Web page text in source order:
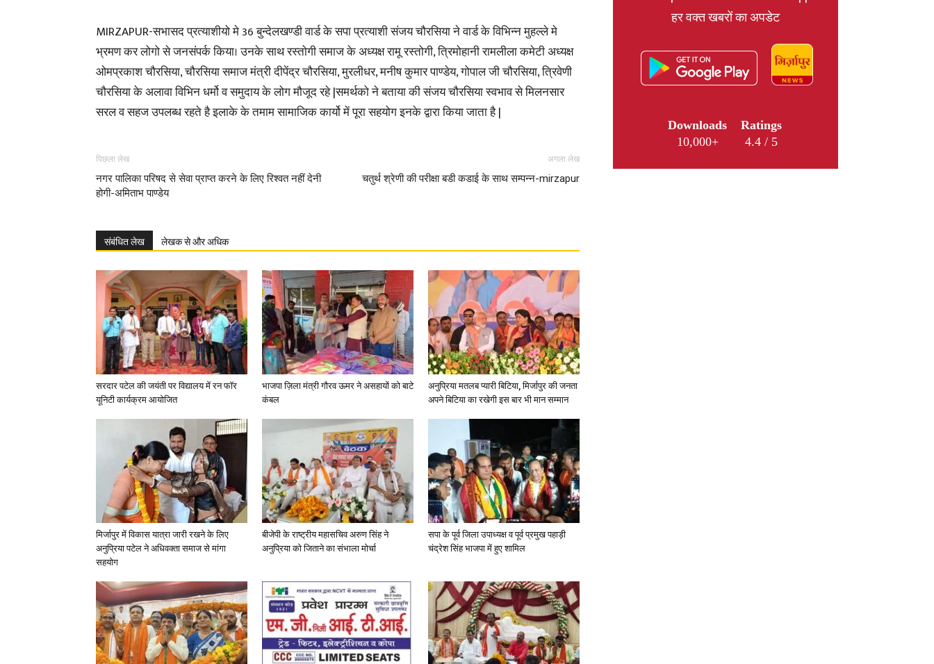
News,
Latest
in
Hindi,
Today
Hindi
MIRZAPUR-सभासद प्रत्याशीयो मे 36 बुन्देलखण्डी वार्ड के सपा प्रत्याशी संजय चौरसिया ने वार्ड के विभिन्न मुहल्ले मे
भ्रमण कर लोगो से जनसंपर्क किया। उनके साथ रस्तोगी समाज के अध्यक्ष रामू रस्तोगी, त्रिमोहानी रामलीला कमेटी अध्यक्ष
ओमप्रकाश चौरसिया, चौरसिया समाज मंत्री दीपेंद्र चौरसिया, मुरलीधर, मनीष कुमार पाण्डेय, गोपाल जी चौरसिया, त्रिवेणी
चौरसिया के अलावा विभिन धर्मो व समुदाय के लोग मौजूद रहे |समर्थको ने बताया की संजय चौरसिया स्वभाव से मिलनसार
सरल व सहज उपलब्ध रहते है इलाके के तमाम सामाजिक कार्यो में पूरा सहयोग इनके द्वारा किया जाता है |
पिछला लेख
नगर पालिका परिषद से सेवा प्राप्त करने के लिए रिश्वत नहीं देनी
होगी-अमिताभ पाण्डेय
अगला लेख
चतुर्थ श्रेणी की परीक्षा बडी कडाई के साथ सम्पन्न-mirzapur
संबंधित लेख लेखक से और अधिक
सरदार पटेल की जयंती पर विद्यालय में रन फॉर
यूनिटी कार्यक्रम आयोजित
भाजपा ज़िला मंत्री गौरव ऊमर ने असहायों को बाटे
कंबल
अनुप्रिया मतलब प्यारी बिटिया, मिर्जापुर की जनता
अपने बिटिया का रखेगी इस बार भी मान सम्मान
मिर्जापुर में विकास यात्रा जारी रखने के लिए
अनुप्रिया पटेल ने अधिवक्ता समाज से मांगा
सहयोग
बीजेपी के राष्ट्रीय महासचिव अरुण सिंह ने
अनुप्रिया को जिताने का संभाला मोर्चा
सपा के पूर्व जिला उपाध्यक्ष व पूर्व प्रमुख पहाड़ी
चंद्रेश सिंह भाजपा में हुए शामिल
हर वक्त खबरों का अपडेट
Downloads
10,000+
Ratings
4.4 / 5